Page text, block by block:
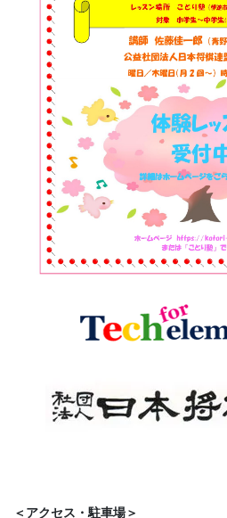
＜アクセス・駐車場＞